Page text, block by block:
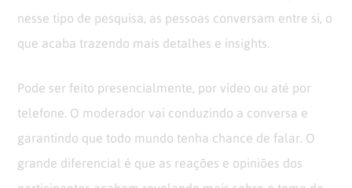
nesse tipo de pesquisa, as pessoas conversam entre si, o
que acaba trazendo mais detalhes e insights.
Pode ser feito presencialmente, por vídeo ou até por
telefone. O moderador vai conduzindo a conversa e
garantindo que todo mundo tenha chance de falar. O
grande diferencial é que as reações e opiniões dos